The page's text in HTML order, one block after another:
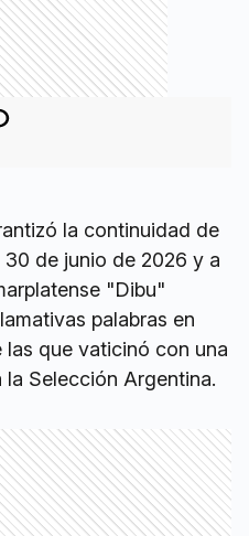
la continuidad de
30 de junio de 2026 y a
"Dibu"
palabras en
que vaticinó con una
Selección Argentina.